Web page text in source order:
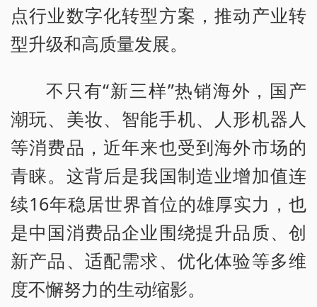
点行业数字化转型方案，推动产业转
型升级和高质量发展。
不只有“新三样”热销海外，国产
潮玩、美妆、智能手机、人形机器人
等消费品，近年来也受到海外市场的
青睐。这背后是我国制造业增加值连
续16年稳居世界首位的雄厚实力，也
是中国消费品企业围绕提升品质、创
新产品、适配需求、优化体验等多维
度不懈努力的生动缩影。